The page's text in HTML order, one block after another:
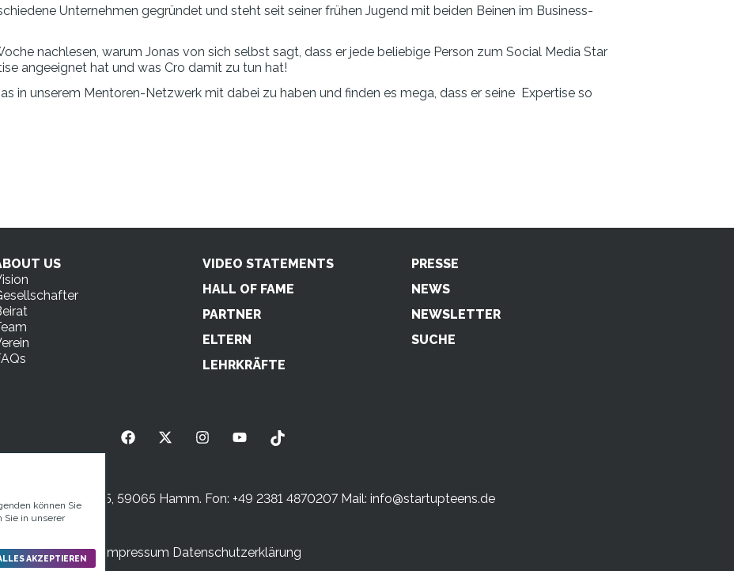
Unternehmen gegründet und steht seit seiner frühen Jugend mit beiden Beinen im Business-
nachlesen, warum Jonas von sich selbst sagt, dass er jede beliebige Person zum Social Media Star
angeeignet hat und was Cro damit zu tun hat!
in unserem Mentoren-Netzwerk mit dabei zu haben und finden es mega, dass er seine Expertise so
US
VIDEO STATEMENTS
HALL OF FAME
PARTNER
ELTERN
LEHRKRÄFTE
PRESSE
NEWS
NEWSLETTER
SUCHE
Münsterstraße 5, 59065 Hamm. Fon: +49 2381 4870207 Mail: info@startupteens.de
Impressum Datenschutzerklärung
können Sie
Sie in unserer
AKZEPTIEREN